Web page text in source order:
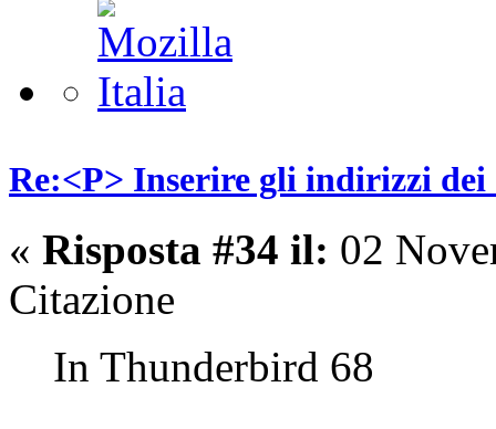
Re:<P> Inserire gli indirizzi
« Risposta #34 il: 02
Citazione
In Thunderbird 68